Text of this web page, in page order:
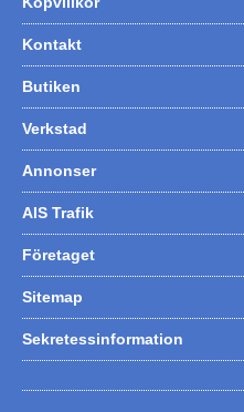
Kontakt
Butiken
Verkstad
Annonser
AIS Trafik
Företaget
Sitemap
Sekretessinformation